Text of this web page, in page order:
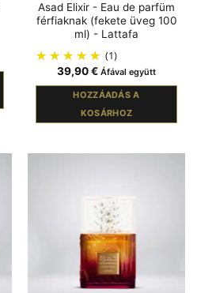
Asad Elixir - Eau de parfüm
férfiaknak (fekete üveg 100
ml) - Lattafa
(1)
39,90€ Áfával együtt
HOZZÁADÁS A
KOSÁRHOZ